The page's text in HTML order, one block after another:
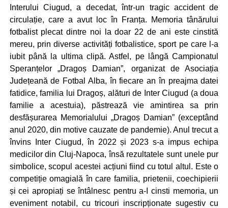
Interului Ciugud, a decedat, într-un tragic accident de
circulație, care a avut loc în Franța. Memoria tânărului
fotbalist plecat dintre noi la doar 22 de ani este cinstită
mereu, prin diverse activități fotbalistice, sport pe care l-a
iubit până la ultima clipă. Astfel, pe lângă Campionatul
Speranțelor „Dragoș Damian”, organizat de Asociația
Județeană de Fotbal Alba, în fiecare an în preajma datei
fatidice, familia lui Dragoș, alături de Inter Ciugud (a doua
familie a acestuia), păstrează vie amintirea sa prin
desfășurarea Memorialului „Dragoș Damian” (exceptând
anul 2020, din motive cauzate de pandemie). Anul trecut a
învins Inter Ciugud, în 2022 și 2023 s-a impus echipa
medicilor din Cluj-Napoca, însă rezultatele sunt unele pur
simbolice, scopul acestei acțiuni fiind cu totul altul. Este o
competiție omagială în care familia, prietenii, coechipierii
și cei apropiați se întâlnesc pentru a-I cinsti memoria, un
eveniment notabil, cu tricouri inscripționate sugestiv cu